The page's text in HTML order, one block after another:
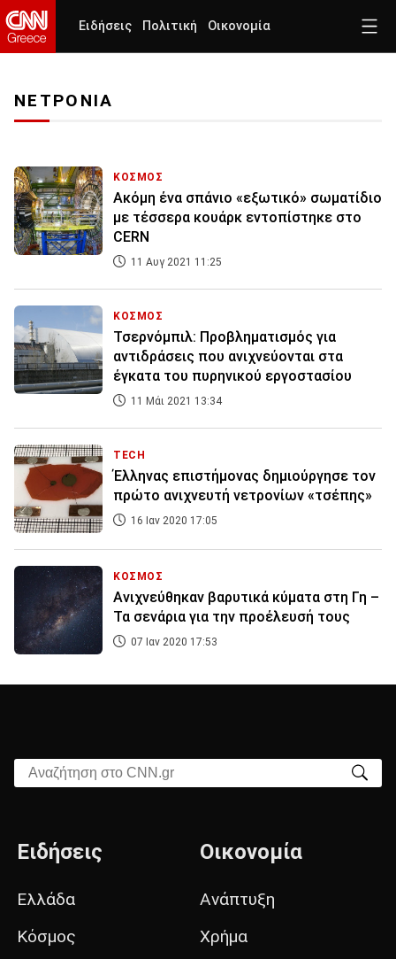
Ειδήσεις Πολιτική Οικονομία
ΝΕΤΡΟΝΙΑ
ΚΟΣΜΟΣ
Aκόμη ένα σπάνιο «εξωτικό» σωματίδιο
με τέσσερα κουάρκ εντοπίστηκε στο
CERN
11 Αυγ 2021 11:25
ΚΟΣΜΟΣ
Τσερνόμπιλ: Προβληματισμός για
αντιδράσεις που ανιχνεύονται στα
έγκατα του πυρηνικού εργοστασίου
11 Μάι 2021 13:34
TECH
Έλληνας επιστήμονας δημιούργησε τον
πρώτο ανιχνευτή νετρονίων «τσέπης»
16 Ιαν 2020 17:05
ΚΟΣΜΟΣ
Ανιχνεύθηκαν βαρυτικά κύματα στη Γη –
Τα σενάρια για την προέλευσή τους
07 Ιαν 2020 17:53
Αναζήτηση στο CNN.gr
Ειδήσεις
Ελλάδα
Κόσμος
Οικονομία
Ανάπτυξη
Χρήμα